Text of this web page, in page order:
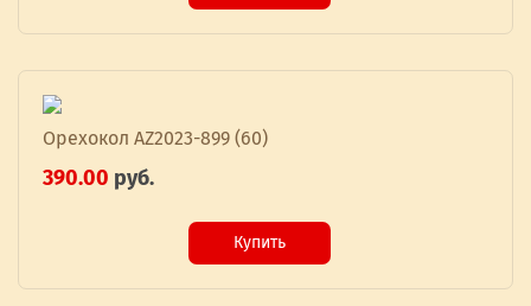
Орехокол AZ2023-899 (60)
390.00 руб.
Купить